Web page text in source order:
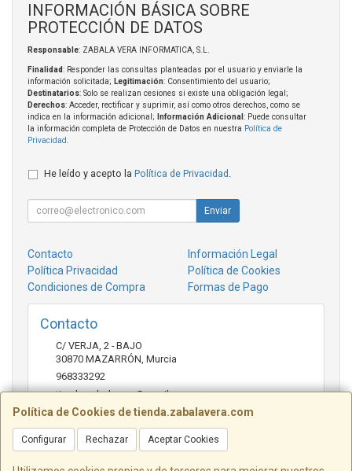
Política de Cookies de tienda.zabalavera.com
Configurar Rechazar Aceptar Cookies
INFORMACIÓN BÁSICA SOBRE
PROTECCIÓN DE DATOS
Responsable: ZABALA VERA INFORMATICA, S.L.
Finalidad: Responder las consultas planteadas por el usuario y enviarle la
información solicitada; Legitimación: Consentimiento del usuario;
Destinatarios: Solo se realizan cesiones si existe una obligación legal;
Derechos: Acceder, rectificar y suprimir, así como otros derechos, como se
indica en la información adicional;
Información Adicional : Puede consultar
la información completa de Protección de Datos en nuestra Política de
Privacidad.
He leído y acepto la Política de Privacidad .
Enviar
Contacto
Información Legal
Política Privacidad
Política de Cookies
Condiciones de Compra
Formas de Pago
Contacto
C/ VERJA, 2 - BAJO
30870 MAZARRÓN, Murcia
968333292
tienda.zabalavera@gmail.com
Horario
9:30-14:00 y 17:30-20:00